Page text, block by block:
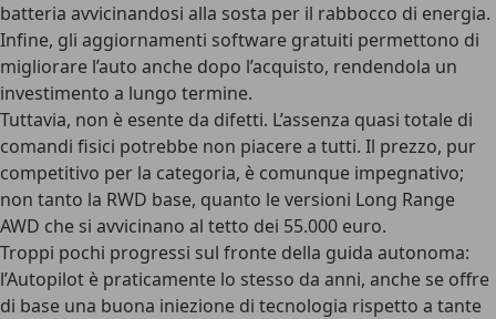
batteria avvicinandosi alla sosta per il rabbocco di energia.
Infine, gli aggiornamenti software gratuiti permettono di
migliorare l’auto anche dopo l’acquisto, rendendola un
investimento a lungo termine.
Tuttavia, non è esente da difetti. L’assenza quasi totale di
comandi fisici potrebbe non piacere a tutti. Il prezzo, pur
competitivo per la categoria, è comunque impegnativo;
non tanto la RWD base, quanto le versioni Long Range
AWD che si avvicinano al tetto dei 55.000 euro.
Troppi pochi progressi sul fronte della guida autonoma:
l’Autopilot è praticamente lo stesso da anni, anche se offre
di base una buona iniezione di tecnologia rispetto a tante